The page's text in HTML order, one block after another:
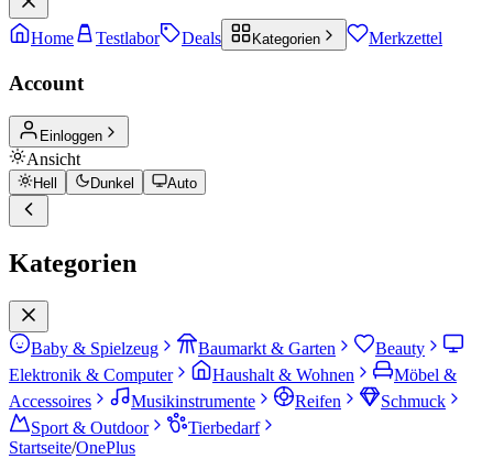
Home Testlabor Deals Kategorien Merkzettel
Account
Einloggen
Ansicht
Hell Dunkel Auto
Kategorien
Baby & Spielzeug Baumarkt & Garten
Beauty
Elektronik & Computer
Haushalt & Wohnen
Möbel &
Accessoires
Musikinstrumente Reifen
Schmuck
Sport & Outdoor
Tierbedarf
Startseite/OnePlus